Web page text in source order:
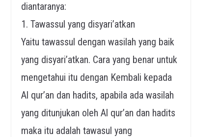
diantaranya:
1. Tawassul yang disyari’atkan
Yaitu tawassul dengan wasilah yang baik
yang disyari’atkan. Cara yang benar untuk
mengetahui itu dengan Kembali kepada
Al qur’an dan hadits, apabila ada wasilah
yang ditunjukan oleh Al qur’an dan hadits
maka itu adalah tawasul yang